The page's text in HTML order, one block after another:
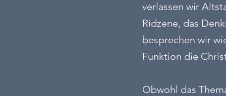
verlassen wir
Ridzene, das
besprechen wir
Funktion die
Obwohl das